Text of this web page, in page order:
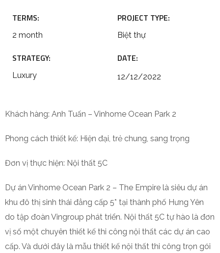
TERMS:
2 month
PROJECT TYPE:
Biệt thự
STRATEGY:
Luxury
DATE:
12/12/2022
Khách hàng: Anh Tuấn – Vinhome Ocean Park 2
Phong cách thiết kế: Hiện đại, trẻ chung, sang trọng
Đơn vị thực hiện: Nội thất 5C
Dự án Vinhome Ocean Park 2 – The Empire là siêu dự án
khu đô thị sinh thái đẳng cấp 5* tại thành phố Hưng Yên
do tập đoàn Vingroup phát triển. Nội thất 5C tự hào là đơn
vị số một chuyên thiết kế thi công nội thất các dự án cao
cấp. Và dưới đây là mẫu thiết kế nội thất thi công trọn gói